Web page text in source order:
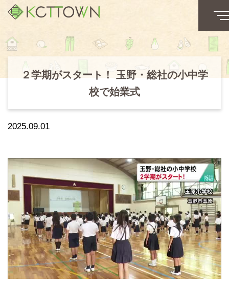
２学期がスタート！ 玉野・総社の小中学
校で始業式
2025.09.01